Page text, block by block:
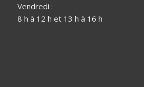
Vendredi :
8 h à 12 h et 13 h à 16 h